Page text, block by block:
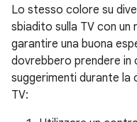
Lo stesso colore su
sbiadito sulla TV con
garantire una buona
dovrebbero prendere in
suggerimenti durante la
TV: